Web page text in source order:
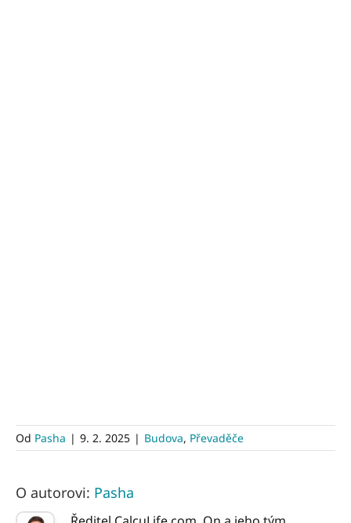
Od Pasha | 9. 2. 2025 | Budova, Převaděče
O autorovi: Pasha